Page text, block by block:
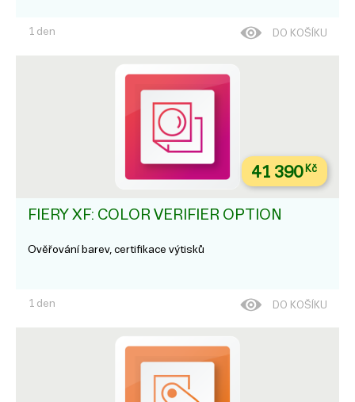
1 den DO KOŠÍKU
41 390Kč
FIERY XF: COLOR VERIFIER OPTION
Ověřování barev, certifikace výtisků
1 den DO KOŠÍKU